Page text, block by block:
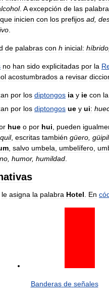
. A excepción de las
que inicien con los prefijos ad
de palabras con h inicial: híbrido
no han sido explicitadas por la
acostumbrados a revisar
por los diptongos ia y ie con la
por los diptongos ue y ui:
hue o por hui pueden
, escritas también güero güipil
salvo umbela umbelífero
humor, humildad
le asigna la palabra Hotel En
Banderas de señales